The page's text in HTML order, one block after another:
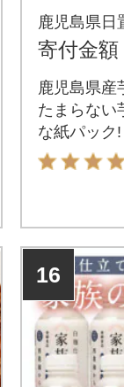
升パッ
鹿児島県日
寄付金額
鹿児島県産
たまらない
な紙パック!
16